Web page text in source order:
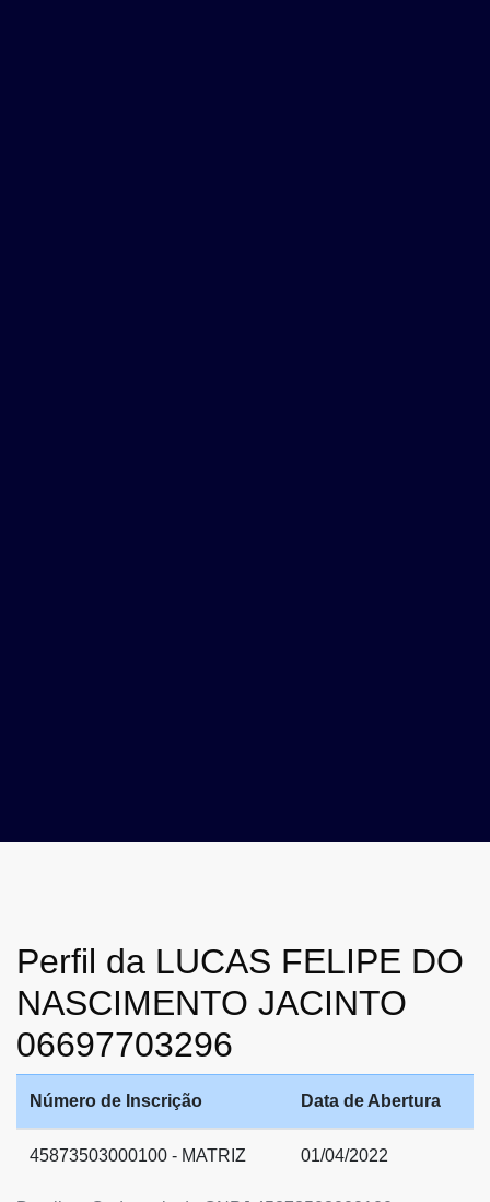
Perfil da LUCAS FELIPE DO
NASCIMENTO JACINTO
06697703296
Número de Inscrição Data de Abertura
45873503000100 - MATRIZ 01/04/2022